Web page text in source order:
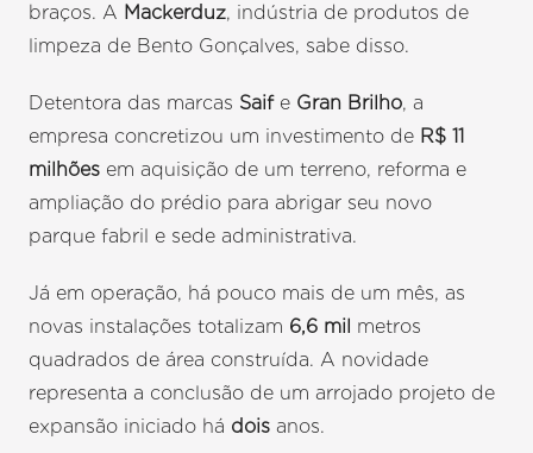
braços. A Mackerduz, indústria de produtos de
limpeza de Bento Gonçalves, sabe disso.
Detentora das marcas Saife Gran Brilho, a
empresa concretizou um investimento de R$ 11
milhões em aquisição de um terreno, reforma e
ampliação do prédio para abrigar seu novo
parque fabril e sede administrativa.
Já em operação, há pouco mais de um mês, as
novas instalações totalizam 6,6 mil metros
quadrados de área construída. A novidade
representa a conclusão de um arrojado projeto de
expansão iniciado há dois anos.